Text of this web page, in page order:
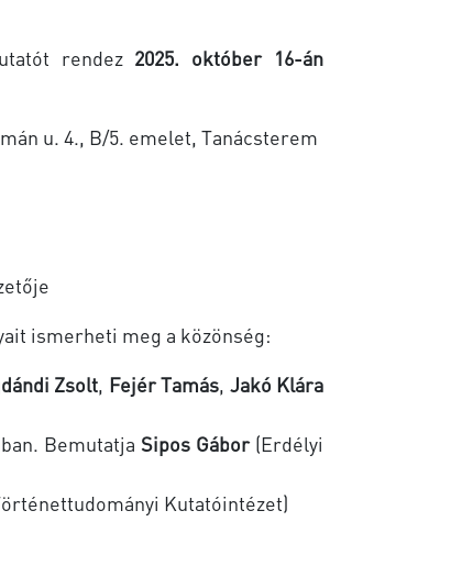
rendez 2025. október 16-án
u. 4., B/5. emelet, Tanácsterem
ismerheti meg a közönség:
Zsolt, Fejér Tamás, Jakó Klára
Bemutatja Sipos Gábor(Erdélyi
Kutatóintézet)